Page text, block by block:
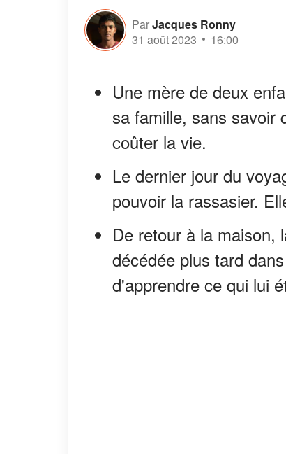
ParJacques Ronny
31 août 2023
16:00
Une mère de deux
sa famille, sans savoir
coûter la vie.
Le dernier jour du
pouvoir la rassasier.
De retour à la maison,
décédée plus tard
d'apprendre ce qui lui